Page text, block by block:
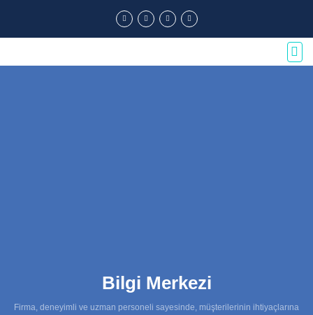
Bilgi Merkezi
Firma, deneyimli ve uzman personeli sayesinde, müşterilerinin ihtiyaçlarına